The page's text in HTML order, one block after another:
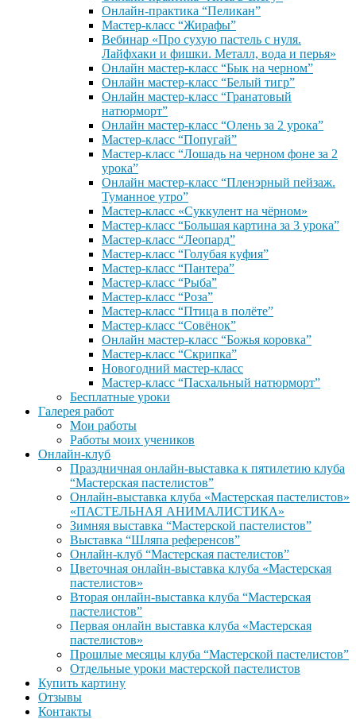
Онлайн-практика “Пеликан”
Мастер-класс “Жирафы”
Вебинар «Про сухую пастель с нуля.
Лайфхаки и фишки. Металл, вода и перья»
Онлайн мастер-класс “Бык на черном”
Онлайн мастер-класс “Белый тигр”
Онлайн мастер-класс “Гранатовый
натюрморт”
Онлайн мастер-класс “Олень за 2 урока”
Мастер-класс “Попугай”
Мастер-класс “Лошадь на черном фоне за 2
урока”
Онлайн мастер-класс “Пленэрный пейзаж.
Туманное утро”
Мастер-класс «Суккулент на чёрном»
Мастер-класс “Большая картина за 3 урока”
Мастер-класс “Леопард”
Мастер-класс “Голубая куфия”
Мастер-класс “Пантера”
Мастер-класс “Рыба”
Мастер-класс “Роза”
Мастер-класс “Птица в полёте”
Мастер-класс “Совёнок”
Онлайн мастер-класс “Божья коровка”
Мастер-класс “Скрипка”
Новогодний мастер-класс
Мастер-класс “Пасхальный натюрморт”
Бесплатные уроки
Галерея работ
Мои работы
Работы моих учеников
Онлайн-клуб
Праздничная онлайн-выставка к пятилетию клуба
“Мастерская пастелистов”
Онлайн-выставка клуба «Мастерская пастелистов»
«ПАСТЕЛЬНАЯ АНИМАЛИСТИКА»
Зимняя выставка “Мастерской пастелистов”
Выставка “Шляпа референсов”
Онлайн-клуб “Мастерская пастелистов”
Цветочная онлайн-выставка клуба «Мастерская
пастелистов»
Вторая онлайн-выставка клуба “Мастерская
пастелистов”
Первая онлайн выставка клуба «Мастерская
пастелистов»
Прошлые месяцы клуба “Мастерской пастелистов”
Отдельные уроки мастерской пастелистов
Купить картину
Отзывы
Контакты